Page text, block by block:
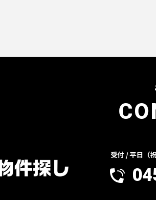
受付 / 平日（